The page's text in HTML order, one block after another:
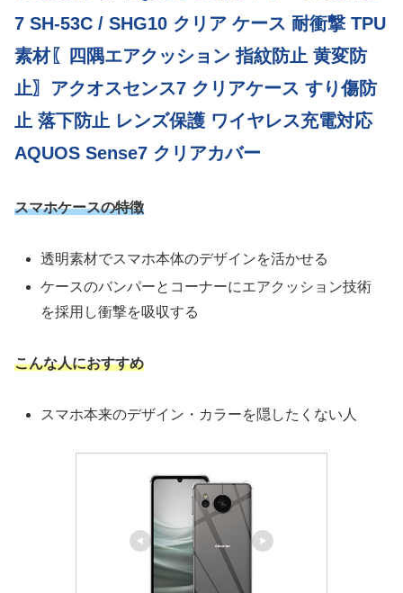
7 SH-53C / SHG10 クリア ケース 耐衝撃 TPU
素材〖四隅エアクッション 指紋防止 黄変防
止〗アクオスセンス7 クリアケース すり傷防
止 落下防止 レンズ保護 ワイヤレス充電対応
AQUOS Sense7 クリアカバー
スマホケースの特徴
透明素材でスマホ本体のデザインを活かせる
ケースのバンパーとコーナーにエアクッション技術
を採用し衝撃を吸収する
こんな人におすすめ
スマホ本来のデザイン・カラーを隠したくない人